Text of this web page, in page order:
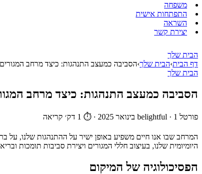
משפחה
התפתחות אישית
השראה
יצירת קשר
הבית שלך
דף הבית›הבית שלך›הסביבה כמעצב התנהגות: כיצד מרחב
הבית שלך
הסביבה כמעצב התנהגות: כיצד מרחב
פורטל belightful · 1 בינואר 2025 · ⏱ 1 דק׳ קריאה
המרחב שבו אנו חיים משפיע באופן ישיר על ההתנהגות שלנו, על
היומיומית שלנו, בעיצוב חללי המגורים ויצירת סביבות תומכות
הפסיכולוגיה של המיקום